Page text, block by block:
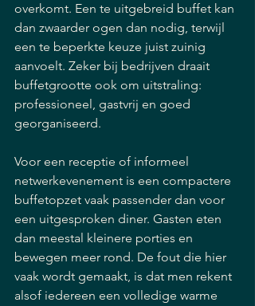
overkomt. Een te uitgebreid buffet kan
dan zwaarder ogen dan nodig, terwijl
een te beperkte keuze juist zuinig
aanvoelt. Zeker bij bedrijven draait
buffetgrootte ook om uitstraling:
professioneel, gastvrij en goed
georganiseerd.
Voor een receptie of informeel
netwerkevenement is een compactere
buffetopzet vaak passender dan voor
een uitgesproken diner. Gasten eten
dan meestal kleinere porties en
bewegen meer rond. De fout die hier
vaak wordt gemaakt, is dat men rekent
alsof iedereen een volledige warme